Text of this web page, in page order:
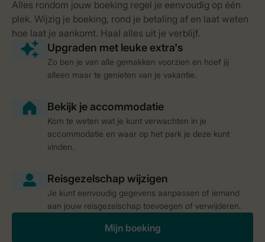
Zo ben je van alle gemakken voorzien en hoef jij
alleen maar te genieten van je vakantie.
Kom te weten wat je kunt verwachten in je
accommodatie en waar op het park je deze kunt
vinden.
Je kunt eenvoudig gegevens aanpassen of iemand
aan jouw reisgezelschap toevoegen of verwijderen.
Mijn boeking